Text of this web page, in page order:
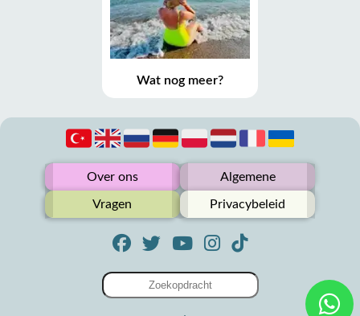
Wat nog meer?
Over ons Algemene
Vragen Privacybeleid